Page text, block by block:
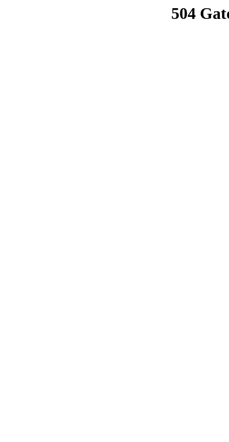
504